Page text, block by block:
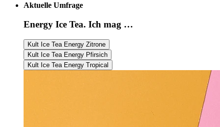
Aktuelle Umfrage
Energy Ice Tea. Ich mag …
Kult Ice Tea Energy Zitrone
Kult Ice Tea Energy Pfirsich
Kult Ice Tea Energy Tropical